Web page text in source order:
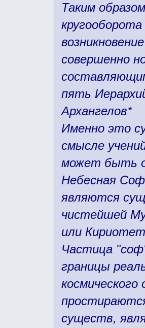
Таким
совершенно
пять
Архангелов*
Именно это
смысле
может быть
Небесная
являются
чистейшей
или
Частица
границы
существ,